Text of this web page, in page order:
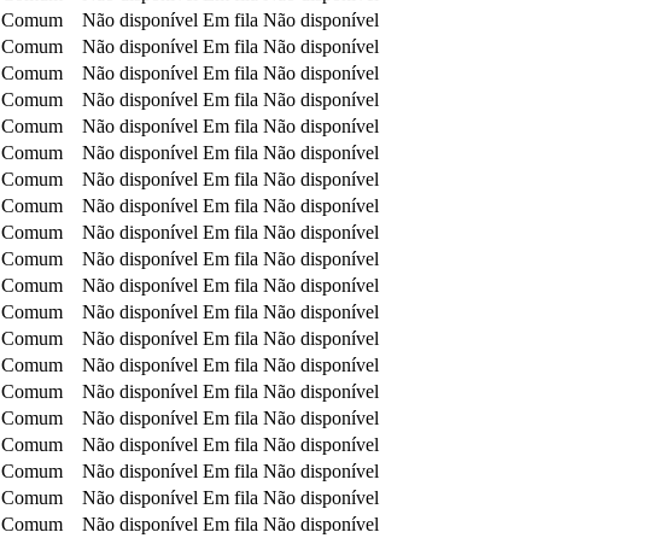
Comum Não disponível Em fila Não disponível
Comum Não disponível Em fila Não disponível
Comum Não disponível Em fila Não disponível
Comum Não disponível Em fila Não disponível
Comum Não disponível Em fila Não disponível
Comum Não disponível Em fila Não disponível
Comum Não disponível Em fila Não disponível
Comum Não disponível Em fila Não disponível
Comum Não disponível Em fila Não disponível
Comum Não disponível Em fila Não disponível
Comum Não disponível Em fila Não disponível
Comum Não disponível Em fila Não disponível
Comum Não disponível Em fila Não disponível
Comum Não disponível Em fila Não disponível
Comum Não disponível Em fila Não disponível
Comum Não disponível Em fila Não disponível
Comum Não disponível Em fila Não disponível
Comum Não disponível Em fila Não disponível
Comum Não disponível Em fila Não disponível
Comum Não disponível Em fila Não disponível